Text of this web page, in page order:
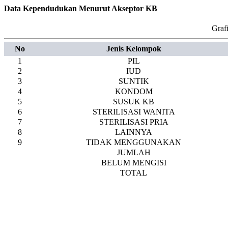
Data Kependudukan Menurut Akseptor KB
No
Jenis Kelompok
1
PIL
2
IUD
3
SUNTIK
4
KONDOM
5
SUSUK KB
6
STERILISASI WANITA
7
STERILISASI PRIA
8
LAINNYA
9
TIDAK MENGGUNAKAN
JUMLAH
BELUM MENGISI
TOTAL